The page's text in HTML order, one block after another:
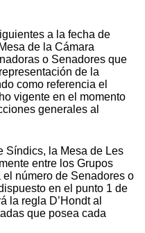
a la fecha de
de la Cámara
o Senadores que
de la
como referencia el
vigente en el momento
generales al
Síndics, la Mesa de Les
entre los Grupos
número de Senadores o
en el punto 1 de
la regla D’Hondt al
que posea cada